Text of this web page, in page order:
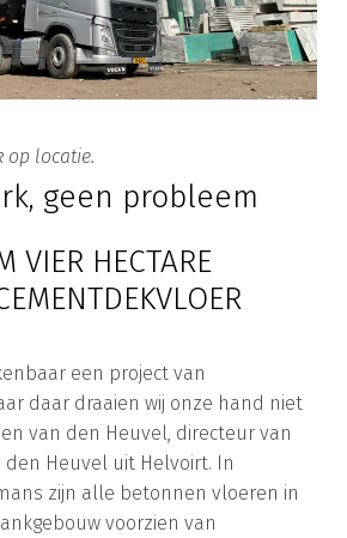
op locatie.
geen probleem
VIER HECTARE
een project van
daar draaien wij onze hand niet
van den Heuvel, directeur van
Heuvel uit Helvoirt. In
zijn alle betonnen vloeren in
voorzien van